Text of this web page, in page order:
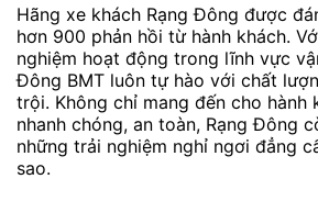
Hãng xe khách Rạng Đông được
hơn 900 phản hồi từ hành khách.
nghiệm hoạt động trong lĩnh vực
Đông BMT luôn tự hào với chất
trội. Không chỉ mang đến cho hành
nhanh chóng, an toàn, Rạng Đông
những trải nghiệm nghỉ ngơi đẳng
sao.